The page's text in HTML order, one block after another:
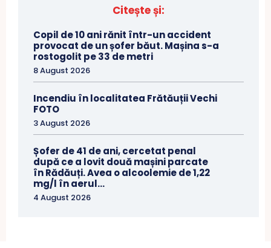
Citește și:
Copil de 10 ani rănit într-un accident
provocat de un șofer băut. Mașina s-a
rostogolit pe 33 de metri
8 August 2026
Incendiu în localitatea Frătăuții Vechi
FOTO
3 August 2026
Șofer de 41 de ani, cercetat penal
după ce a lovit două mașini parcate
în Rădăuți. Avea o alcoolemie de 1,22
mg/l în aerul...
4 August 2026